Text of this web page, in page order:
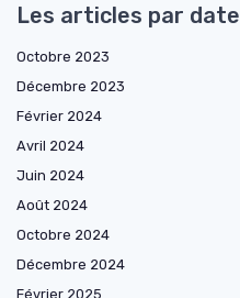
Les articles par date
Octobre 2023
Décembre 2023
Février 2024
Avril 2024
Juin 2024
Août 2024
Octobre 2024
Décembre 2024
Février 2025